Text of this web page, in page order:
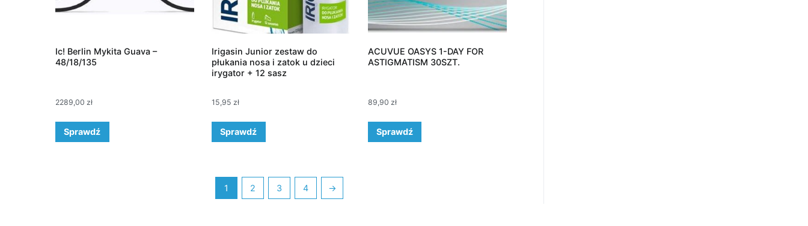
Ic! Berlin Mykita Guava –
48/18/135
2289,00 zł
Sprawdź
Irigasin Junior zestaw do
płukania nosa i zatok u dzieci
irygator + 12 sasz
15,95 zł
Sprawdź
ACUVUE OASYS 1-DAY FOR
ASTIGMATISM 30SZT.
89,90 zł
Sprawdź
1 2 3 4 →